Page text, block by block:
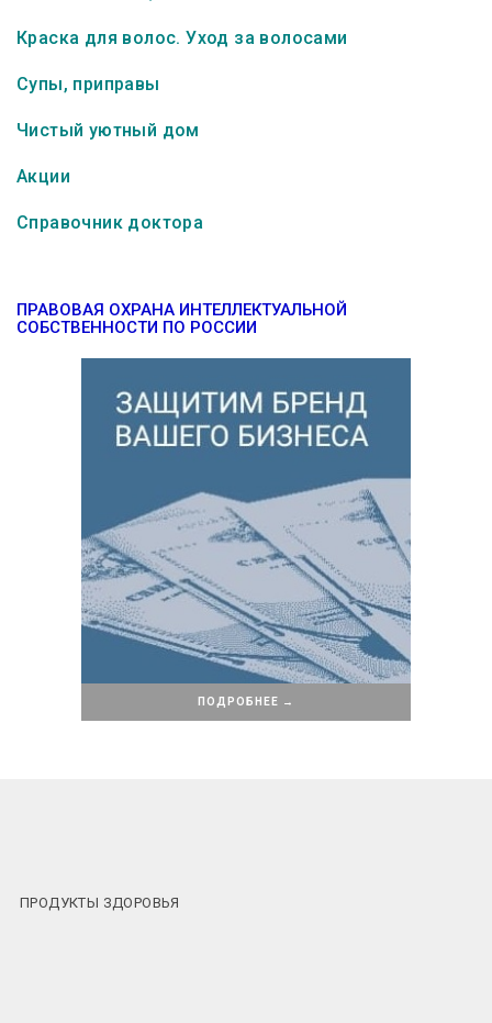
Краска для волос. Уход за волосами
Супы, приправы
Чистый уютный дом
Акции
Справочник доктора
ПРАВОВАЯ ОХРАНА ИНТЕЛЛЕКТУАЛЬНОЙ
СОБСТВЕННОСТИ ПО РОССИИ
ПОДРОБНЕЕ →
ПРОДУКТЫ ЗДОРОВЬЯ